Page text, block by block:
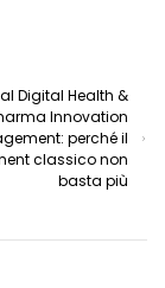
Digital Health &
Innovation
perché il
classico non
basta più